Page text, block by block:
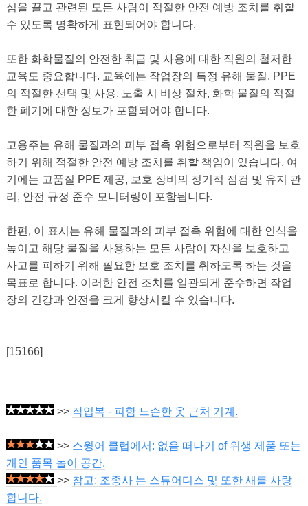
심을 끌고 관련된 모든 사람이 적절한 안전 예방 조치를 취할
수 있도록 명확하게 표현되어야 합니다.
또한 화학물질의 안전한 취급 및 사용에 대한 직원의 철저한
교육도 중요합니다. 교육에는 작업장의 특정 유해 물질, PPE
의 적절한 선택 및 사용, 노출 시 비상 절차, 화학 물질의 적절
한 폐기에 대한 정보가 포함되어야 합니다.
고용주는 유해 물질과의 피부 접촉 위험으로부터 직원을 보호
하기 위해 적절한 안전 예방 조치를 취할 책임이 있습니다. 여
기에는 고품질 PPE 제공, 보호 장비의 정기적 점검 및 유지 관
리, 안전 규정 준수 모니터링이 포함됩니다.
한편, 이 표시는 유해 물질과의 피부 접촉 위험에 대한 인식을
높이고 해당 물질을 사용하는 모든 사람이 자신을 보호하고
사고를 피하기 위해 필요한 보호 조치를 취하도록 하는 것을
목표로 합니다. 이러한 안전 조치를 일관되게 준수하면 작업
장의 건강과 안전을 크게 향상시킬 수 있습니다.
[15166]
>> 작업복 - 피함 느슨한 옷 근처 기계.
>> 스윙어 클럽에서: 없음 떠나기 of 위생 제품 또는
개인 품목 놀이 공간.
>> 참고: 조종사 는 스튜어디스 및 또한 새를 사랑
합니다.